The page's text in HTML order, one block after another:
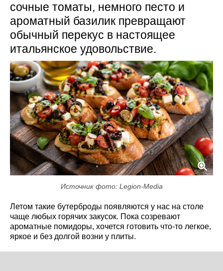
сочные томаты, немного песто и
ароматный базилик превращают
обычный перекус в настоящее
итальянское удовольствие.
Источник фото: Legion-Media
Летом такие бутерброды появляются у нас на столе
чаще любых горячих закусок. Пока созревают
ароматные помидоры, хочется готовить что-то легкое,
яркое и без долгой возни у плиты.